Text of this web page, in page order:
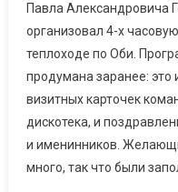
Павла Александровича
организовал 4-х
теплоходе по Оби.
продумана заранее: это
визитных карточек
дискотека, и
и именинников.
много, так что были